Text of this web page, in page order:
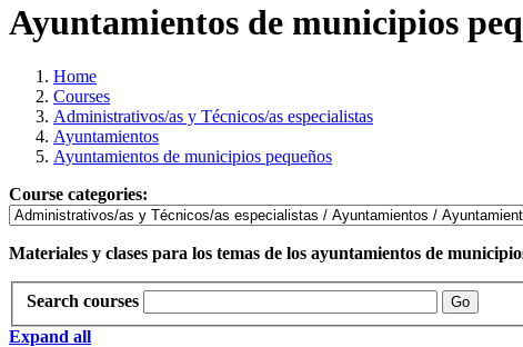
Ayuntamientos de municipios
Home
Courses
Administrativos/as y Técnicos/as especialistas
Ayuntamientos
Ayuntamientos de municipios pequeños
Course categories:
Materiales y clases para los temas de los ayuntamientos de
Search courses Go
Expand all